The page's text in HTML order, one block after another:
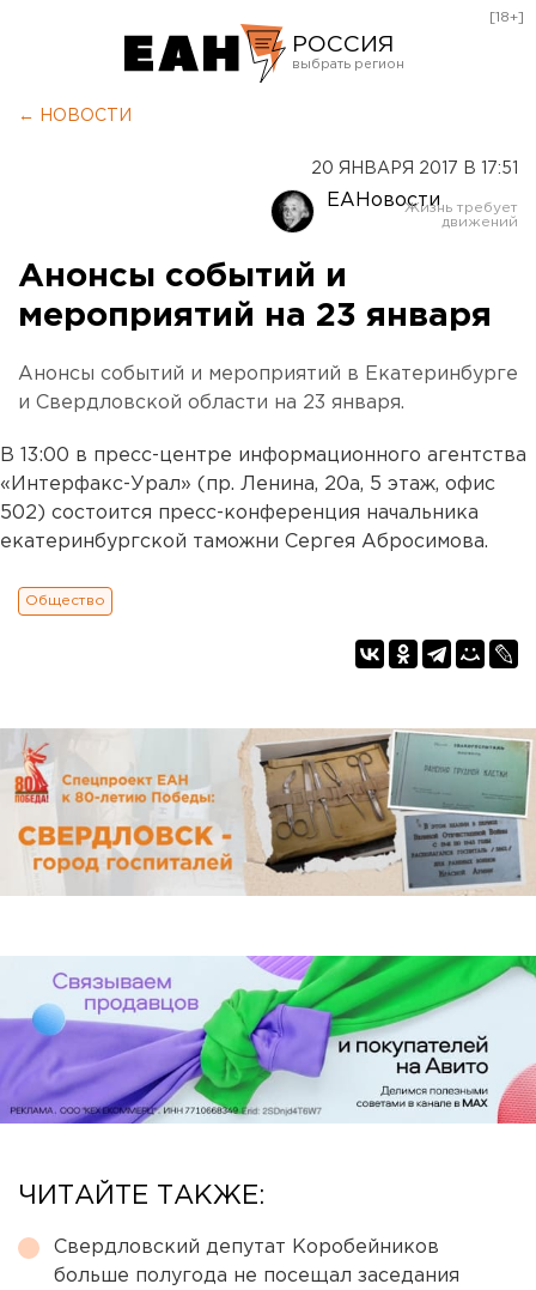
РОССИЯ
Оренбург
[18+]
← НОВОСТИ
20 ЯНВАРЯ 2017 В 17:51
ЕАНовости
Анонсы событий и
мероприятий на 23 января
Анонсы событий и мероприятий в Екатеринбурге
и Свердловской области на 23 января.
В 13:00 в пресс-центре информационного агентства
«Интерфакс-Урал» (пр. Ленина, 20а, 5 этаж, офис
502) состоится пресс-конференция начальника
екатеринбургской таможни Сергея Абросимова.
Общество
ЧИТАЙТЕ ТАКЖЕ:
Свердловский депутат Коробейников
больше полугода не посещал заседания